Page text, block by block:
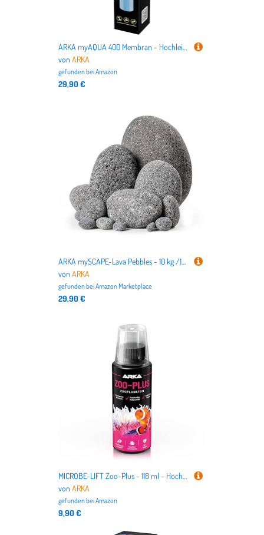
ARKA myAQUA 400 Membran - Hochleistungsfähiger Filter, entfernt bis zu 99% der Salze, Schadstoffe & Bakterien aus dem Wasser, essentiell für reines Osmosewasser
vonARKA
gefunden beiAmazon
29,90 €
ARKA mySCAPE-Lava Pebbles - 10 kg /10-200 mm Mix - Lava-Pebbles für eindrucksvolle Aquascapes in Süßwasseraquarien, unterstützen die natürliche Filtration und bieten kreativen Gestaltungsspielraum.
vonARKA
gefunden beiAmazon Marketplace
29,90 €
MICROBE-LIFT Zoo-Plus - 118 ml - Hochwertiges, konserviertes Futterplankton fördert die Gesundheit von Korallen und Fischen in Meerwasseraquarien.
vonARKA
gefunden beiAmazon
9,90 €